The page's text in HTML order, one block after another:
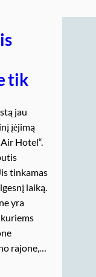
tik
jau
įėjimą
Hotel“.
tinkamas
laiką.
yra
rajone,…